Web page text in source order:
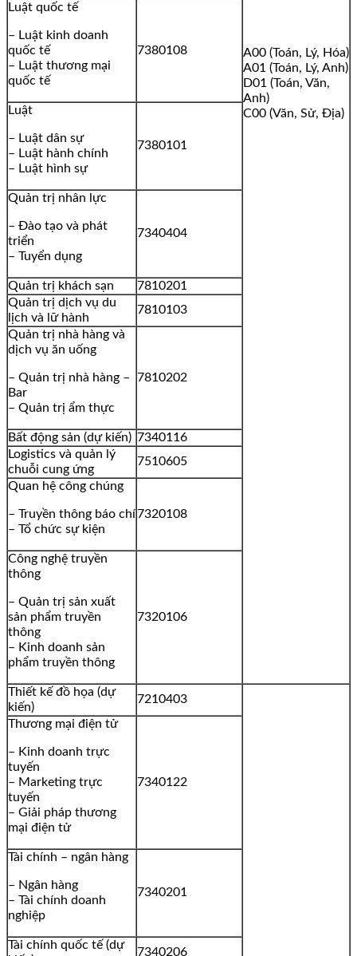
A00 (Toán, Lý, Hóa)
A01 (Toán, Lý, Anh)
D01 (Toán, Văn,
Anh)
C00 (Văn, Sử, Địa)
Luật quốc tế
– Luật kinh doanh
quốc tế
– Luật thương mại
quốc tế
7380108
Luật
– Luật dân sự
– Luật hành chính
– Luật hình sự
7380101
Quản trị nhân lực
– Đào tạo và phát
triển
– Tuyển dụng
7340404
Quản trị khách sạn
7810201
Quản trị dịch vụ du
lịch và lữ hành
7810103
Quản trị nhà hàng và
dịch vụ ăn uống
– Quản trị nhà hàng –
Bar
– Quản trị ẩm thực
7810202
Bất động sản (dự kiến) 7340116
Logistics và quản lý
chuỗi cung ứng
7510605
Quan hệ công chúng
– Truyền thông báo chí
– Tổ chức sự kiện
7320108
Công nghệ truyền
thông
– Quản trị sản xuất
sản phẩm truyền
thông
– Kinh doanh sản
phẩm truyền thông
7320106
Thiết kế đồ họa (dự
kiến)
7210403
Thương mại điện tử
– Kinh doanh trực
tuyến
– Marketing trực
tuyến
– Giải pháp thương
mại điện tử
7340122
Tài chính – ngân hàng
– Ngân hàng
– Tài chính doanh
nghiệp
7340201
Tài chính quốc tế (dự
7340206